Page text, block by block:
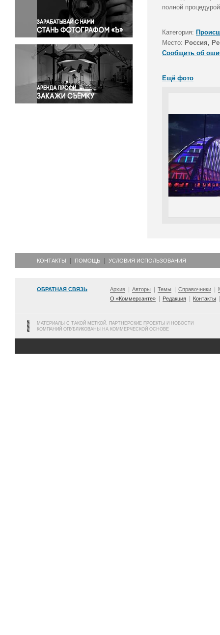
Правосудие
Происшествия и конфликты
Религия
Светская жизнь
Спорт
Экология
Экономика и бизнес
полной
Категория:
Место: Россия,
Сообщить об
Ещё фото
КОНТАКТЫ ПОМОЩЬ УСЛОВИЯ ИСПОЛЬЗОВАНИЯ
ОБРАТНАЯ СВЯЗЬ Архив Авторы Темы Справочники
О «Коммерсанте»
Редакция Контакты
МАТЕРИАЛЫ С ТАКОЙ МЕТКОЙ, ПАРТНЕРСКИЕ ПРОЕКТЫ И НОВОСТИ
КОМПАНИЙ ОПУБЛИКОВАНЫ НА КОММЕРЧЕСКОЙ ОСНОВЕ